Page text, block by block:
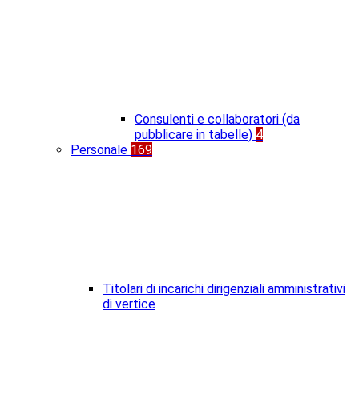
Consulenti e collaboratori (da
pubblicare in tabelle) 4
Personale 169
Titolari di incarichi dirigenziali amministrativi
di vertice